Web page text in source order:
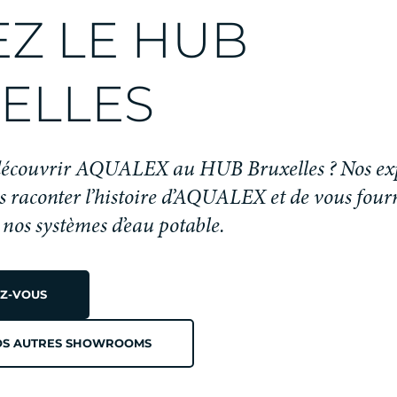
LE HUB
AQUALEX au HUB Bruxelles ? Nos
l’histoire d’AQUALEX et de vous
systèmes d’eau potable.
VOUS
AUTRES SHOWROOMS